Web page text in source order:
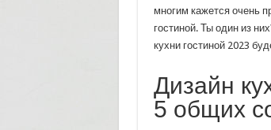
многим кажется очень
гостиной. Ты один из
кухни гостиной 2023
Дизайн
5 общих